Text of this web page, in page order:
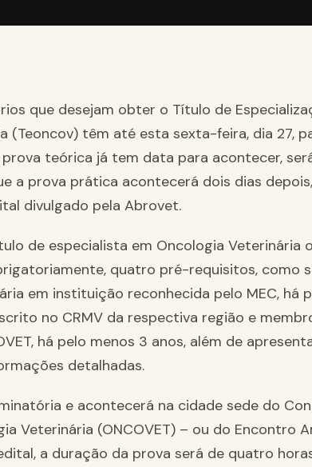
que desejam obter o Título de
(Teoncov) têm até esta sexta-feira, dia 27,
teórica já tem data para acontecer,
a prova prática acontecerá dois dias
divulgado pela Abrovet.
de especialista em Oncologia Veterinária
quatro pré-requisitos, como
em instituição reconhecida pelo MEC, há
no CRMV da respectiva região e
há pelo menos 3 anos, além de
detalhadas.
e acontecerá na cidade sede do
Veterinária (ONCOVET) – ou do Encontro
a duração da prova será de quatro